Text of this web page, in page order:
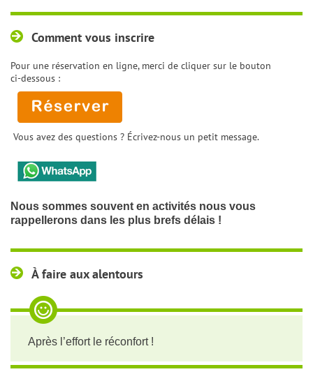
Comment vous inscrire
Pour une réservation en ligne, merci de cliquer sur le bouton
ci-dessous :
Vous avez des questions ? Écrivez-nous un petit message.
Nous sommes souvent en activités nous vous
rappellerons dans les plus brefs délais !
À faire aux alentours
Après l’effort le réconfort !